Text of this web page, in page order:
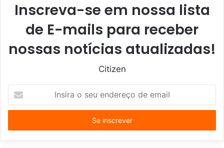
Inscreva-se em nossa lista
de E-mails para receber
nossas notícias atualizadas!
Citizen
s
r
a